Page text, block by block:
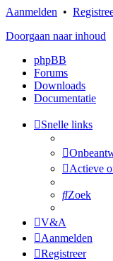
Aanmelden •
Doorgaan naar inhoud
phpBB
Forums
Downloads
Documentatie
Snelle links
Actieve
Zoek
V&A
Aanmelden
Registreer